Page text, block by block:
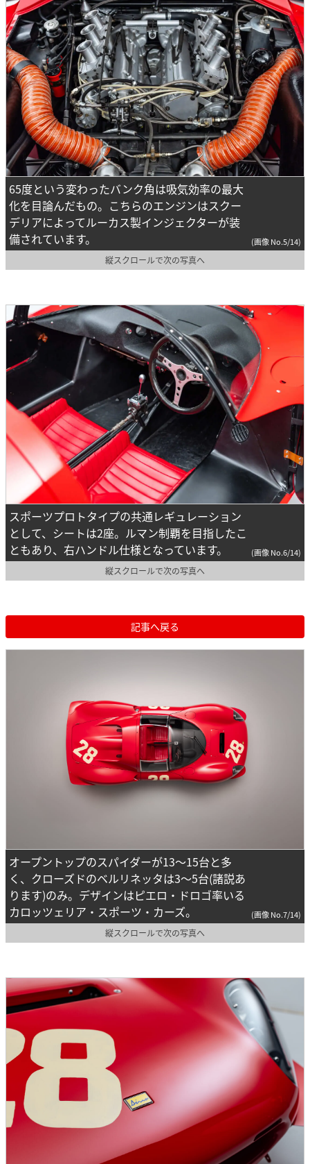
65度という変わったバンク角は吸気効率の最大
化を目論んだもの。こちらのエンジンはスクー
デリアによってルーカス製インジェクターが装
備されています。
(画像 No.5/14)
縦スクロールで次の写真へ
スポーツプロトタイプの共通レギュレーション
として、シートは2座。ルマン制覇を目指したこ
ともあり、右ハンドル仕様となっています。
(画像 No.6/14)
縦スクロールで次の写真へ
記事へ戻る
オープントップのスパイダーが13～15台と多
く、クローズドのベルリネッタは3～5台(諸説あ
ります)のみ。デザインはピエロ・ドロゴ率いる
カロッツェリア・スポーツ・カーズ。
(画像 No.7/14)
縦スクロールで次の写真へ